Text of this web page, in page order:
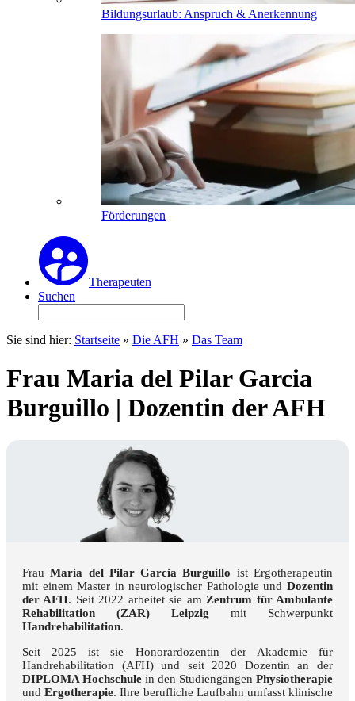
Bildungsurlaub: Anspruch & Anerkennung
Förderungen
Therapeuten
Suchen
Sie sind hier: Startseite » Die AFH » Das Team
Frau Maria del Pilar Garcia
Burguillo | Dozentin der AFH
FrauMaria del Pilar Garcia Burguillo ist Ergotherapeutin
mit einem Master in neurologischer Pathologie und Dozentin
der AFH. Seit 2022 arbeitet sie amZentrum für Ambulante
Rehabilitation (ZAR) Leipzig mit Schwerpunkt
Handrehabilitation.
Seit 2025 ist sie Honorardozentin der Akademie für
Handrehabilitation (AFH) und seit 2020 Dozentin an der
DIPLOMA Hochschule in den Studiengängen Physiotherapie
undErgotherapie. Ihre berufliche Laufbahn umfasst klinische